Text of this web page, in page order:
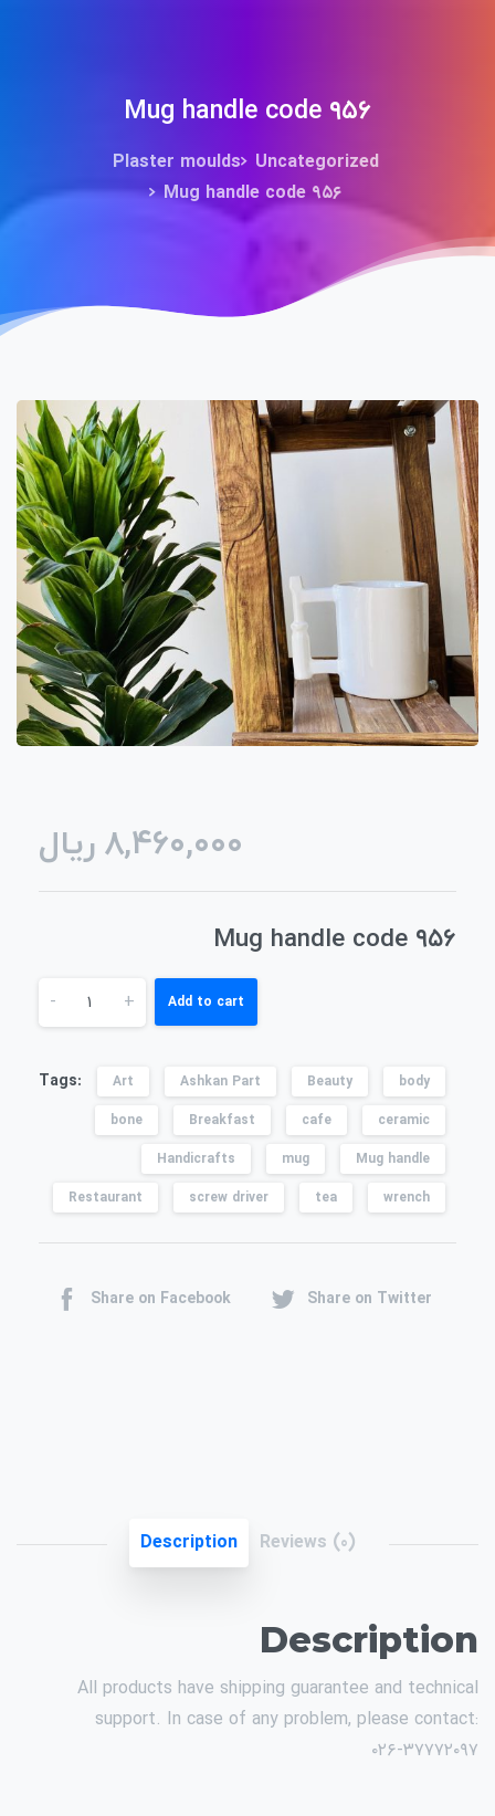
Mug handle code ۹۵۶
Plaster moulds Uncategorized
Mug handle code ۹۵۶
۸,۴۶۰,۰۰۰ ریال
Mug handle code ۹۵۶
- + Add to cart
Tags: Art Ashkan Part Beauty
body
bone
Breakfast cafe
ceramic
Handicrafts
mug
Mug handle
Restaurant
screw driver tea wrench
Share on Facebook Share on Twitter
Description Reviews (0)
Description
All products have shipping guarantee and technical
support. In case of any problem, please contact:
۰۲۶-۳۷۷۷۲۰۹۷